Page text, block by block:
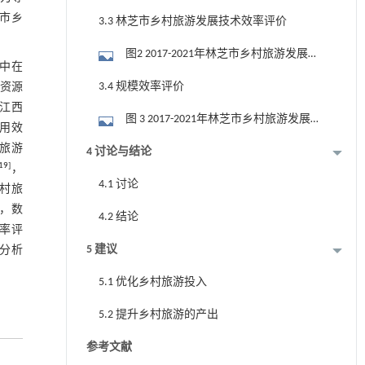
乡
在
源
西
效
游
] ，
旅
数
评
析
3.3 林芝市乡村旅游发展技术效率评价
图2 2017-2021年林芝市乡村旅游发展技
3.4 规模效率评价
图 3 2017-2021年林芝市乡村旅游发展规
模效率
4 讨论与结论
4.1 讨论
4.2 结论
5 建议
5.1 优化乡村旅游投入
5.2 提升乡村旅游的产出
参考文献